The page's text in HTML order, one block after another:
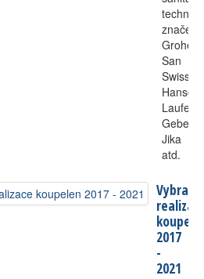
techniku
značek
Grohe,
San
Swiss,
Laufen,
Geberit,
Jika
atd.
Vybrané
2017
-
2021